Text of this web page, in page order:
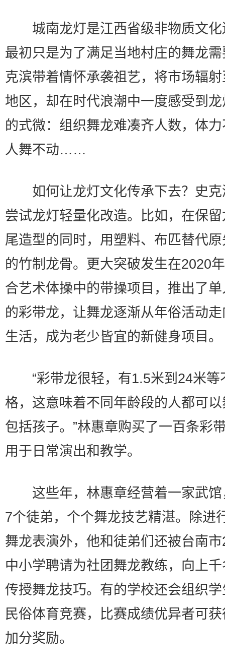
城南龙灯是江西省级非物质文化
最初只是为了满足当地村庄的舞龙
克滨带着情怀承袭祖艺，将市场辐
地区，却在时代浪潮中一度感受到
的式微：组织舞龙难凑齐人数，体
人舞不动……
如何让龙灯文化传承下去？史克
尝试龙灯轻量化改造。比如，在保
尾造型的同时，用塑料、布匹替代
的竹制龙骨。更大突破发生在2020
合艺术体操中的带操项目，推出了
的彩带龙，让舞龙逐渐从年俗活动
生活，成为老少皆宜的新健身项目。
“彩带龙很轻，有1.5米到24米等
格，这意味着不同年龄段的人都可
包括孩子。”林惠章购买了一百条彩
用于日常演出和教学。
这些年，林惠章经营着一家武馆
7个徒弟，个个舞龙技艺精湛。除进
舞龙表演外，他和徒弟们还被台南
中小学聘请为社团舞龙教练，向上
传授舞龙技巧。有的学校还会组织
民俗体育竞赛，比赛成绩优异者可
加分奖励。